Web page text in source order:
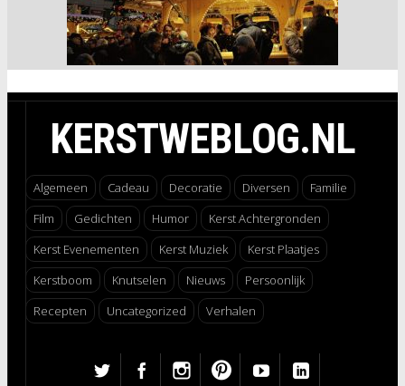
KERSTWEBLOG.NL
Algemeen Cadeau Decoratie Diversen
Familie
Film
Gedichten Humor
Kerst Achtergronden
Kerst Evenementen
Kerst Muziek
Kerst Plaatjes
Kerstboom
Knutselen Nieuws
Persoonlijk
Recepten
Uncategorized Verhalen